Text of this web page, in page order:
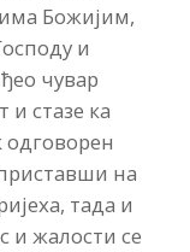
Божијим,
и
чувар
и стазе ка
одговорен
на
тада и
и жалости се